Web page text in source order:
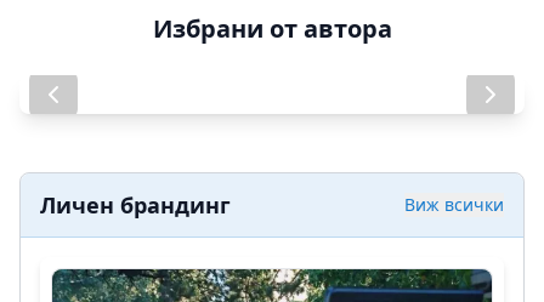
Избрани от автора
Новите терапии: ще бъдат ли
Личен брандинг Виж всички